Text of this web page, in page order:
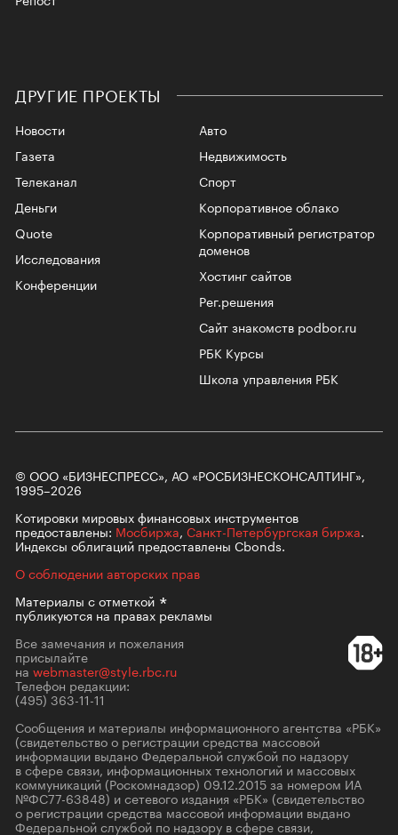
ДРУГИЕ ПРОЕКТЫ
Новости
Газета
Телеканал
Авто
Недвижимость
Спорт
Корпоративное облако
Корпоративный регистратор
доменов
Хостинг сайтов
Рег.решения
Сайт знакомств podbor.ru
РБК Курсы
Школа управления РБК
Деньги
Quote
Исследования
Конференции
© ООО «БИЗНЕСПРЕСС», АО «РОСБИЗНЕСКОНСАЛТИНГ»,
1995–2026
Котировки мировых финансовых инструментов
предоставлены: Мосбиржа, Санкт-Петербургская биржа.
Индексы облигаций предоставлены Cbonds.
О соблюдении авторских прав
Материалы сотметкой
публикуются на правах рекламы
Все замечания и пожелания
присылайте
на webmaster@style.rbc.ru
Телефон редакции:
(495) 363-11-11
Сообщения и материалы информационного агентства «РБК»
(свидетельство о регистрации средства массовой
информации выдано Федеральной службой по надзору
в сфере связи, информационных технологий и массовых
коммуникаций (Роскомнадзор) 09.12.2015 за номером ИА
№ФС77-63848) и сетевого издания «РБК» (свидетельство
о регистрации средства массовой информации выдано
Федеральной службой по надзору в сфере связи,